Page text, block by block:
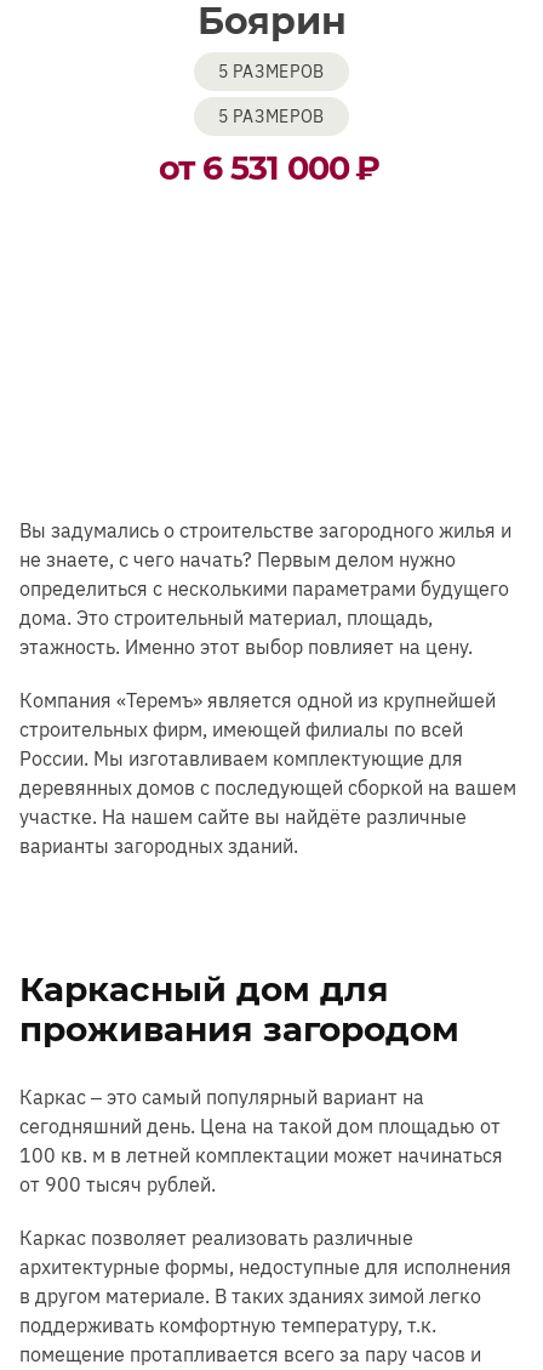
Боярин
5 РАЗМЕРОВ
5 РАЗМЕРОВ
от 6 531 000₽
Вы задумались о строительстве загородного жилья и
не знаете, с чего начать? Первым делом нужно
определиться с несколькими параметрами будущего
дома. Это строительный материал, площадь,
этажность. Именно этот выбор повлияет на цену.
Компания «Теремъ» является одной из крупнейшей
строительных фирм, имеющей филиалы по всей
России. Мы изготавливаем комплектующие для
деревянных домов с последующей сборкой на вашем
участке. На нашем сайте вы найдёте различные
варианты загородных зданий.
Каркасный дом для
проживания загородом
Каркас ‒ это самый популярный вариант на
сегодняшний день. Цена на такой дом площадью от
100 кв. м в летней комплектации может начинаться
от 900 тысяч рублей.
Каркас позволяет реализовать различные
архитектурные формы, недоступные для исполнения
в другом материале. В таких зданиях зимой легко
поддерживать комфортную температуру, т.к.
помещение протапливается всего за пару часов и